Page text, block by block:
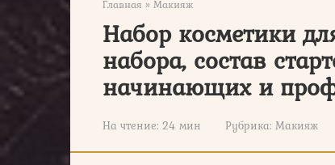
Главная » Макияж
Набор косметики
набора, состав
начинающих и
На чтение: 24 мин Рубрика: Макияж